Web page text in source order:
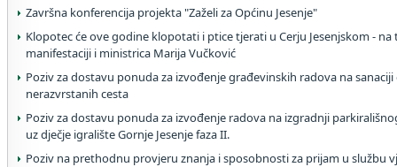
Završna konferencija projekta "Zaželi za Općinu Jesenje"
Klopotec će ove godine klopotati i ptice tjerati u Cerju Jesenjskom -
manifestaciji i ministrica Marija Vučković
Poziv za dostavu ponuda za izvođenje građevinskih radova na
nerazvrstanih cesta
Poziv za dostavu ponuda za izvođenje radova na izgradnji
uz dječje igralište Gornje Jesenje faza II.
Poziv na prethodnu provjeru znanja i sposobnosti za prijam u službu